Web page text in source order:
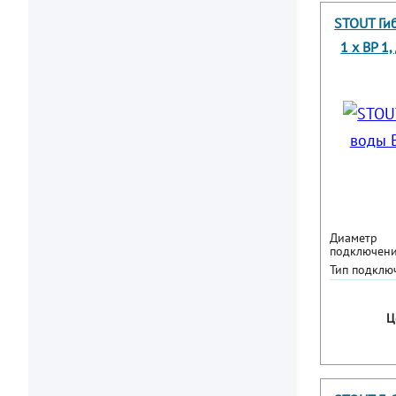
STOUT
1 х ВР
Диаметр
Тип